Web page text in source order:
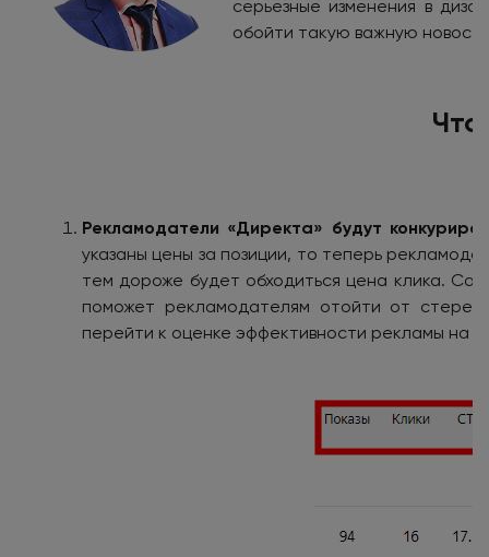
серьезные изменения в
обойти такую важную
Рекламодатели «Директа» будут
указаны цены за позиции, то теперь
тем дороже будет обходиться цена клика.
поможет рекламодателям отойти от
перейти к оценке эффективности рекламы на